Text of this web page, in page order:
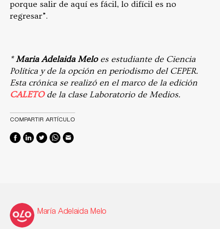
porque salir de aquí es fácil, lo difícil es no
regresar”.
*Maria Adelaida Meloes estudiante de Ciencia
Política y de la opción en periodismo del CEPER.
Esta crónica se realizó en el marco de la edición
CALETOde la clase Laboratorio de Medios.
COMPARTIR ARTÍCULO
María Adelaida Melo